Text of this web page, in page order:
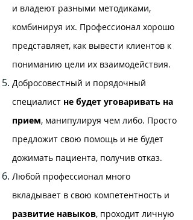
и владеют разными методиками,
комбинируя их. Профессионал хорошо
представляет, как вывести клиентов к
пониманию цели их взаимодействия.
Добросовестный и порядочный
специалист не будет уговаривать на
прием, манипулируя чем либо. Просто
предложит свою помощь и не будет
дожимать пациента, получив отказ.
Любой профессионал много
вкладывает в свою компетентность и
развитие навыков, проходит личную